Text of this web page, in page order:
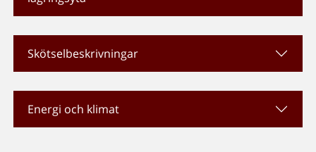
Skötselbeskrivningar
Energi och klimat